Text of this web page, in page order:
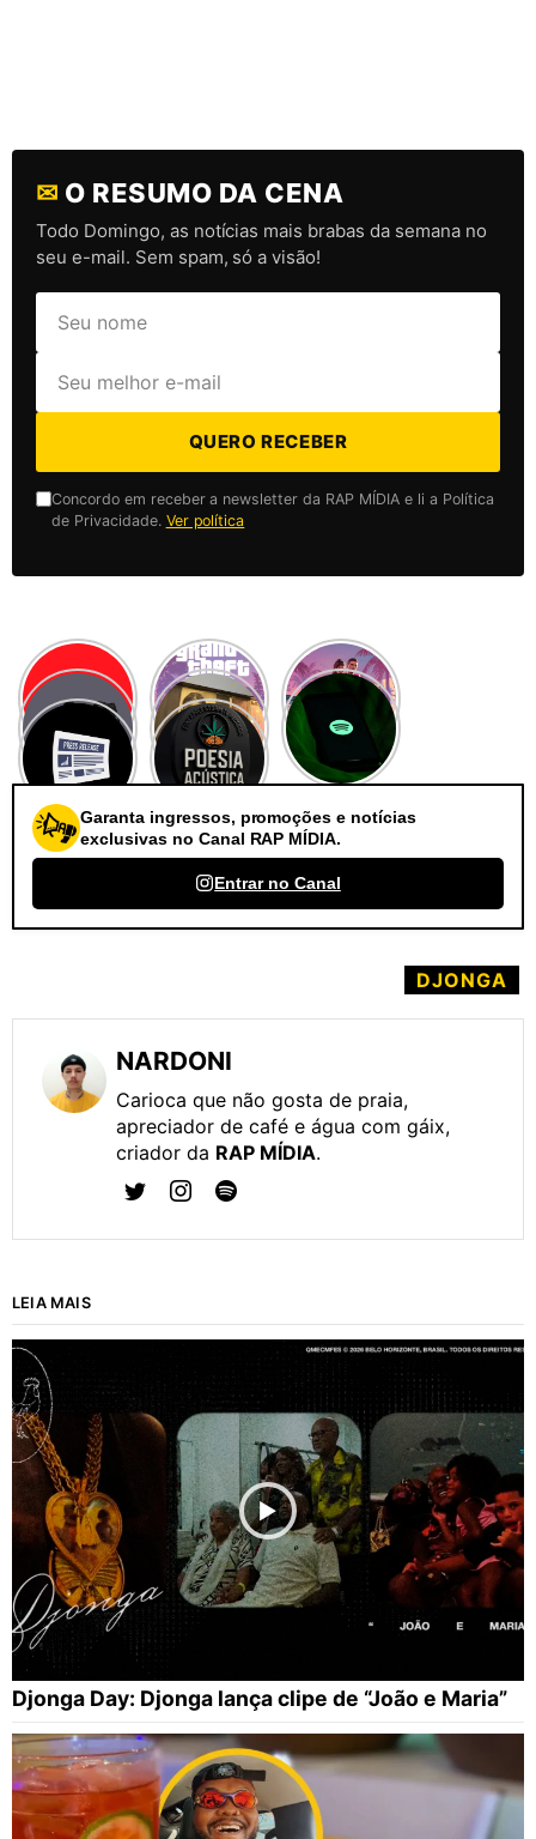
✉ O RESUMO DA CENA
Todo Domingo, as notícias mais brabas da semana no
seu e-mail. Sem spam, só a visão!
QUERO RECEBER
Concordo em receber a newsletter da RAP MÍDIA e li a Política
de Privacidade. Ver política
Garanta ingressos, promoções e notícias
exclusivas no Canal RAP MÍDIA.
Entrar no Canal
DJONGA
NARDONI
Carioca que não gosta de praia,
apreciador de café e água com gáix,
criador da RAP MÍDIA.
LEIA MAIS
Djonga Day: Djonga lança clipe de “João e Maria”